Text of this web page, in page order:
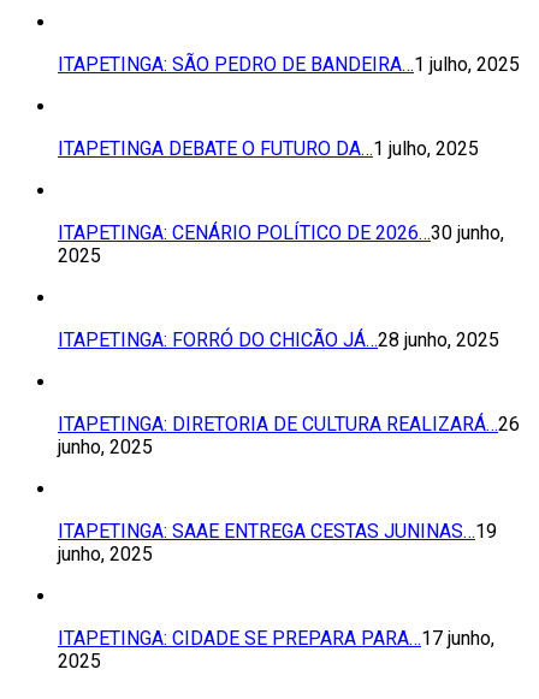
ITAPETINGA: SÃO PEDRO DE BANDEIRA…1 julho, 2025
ITAPETINGA DEBATE O FUTURO DA…1 julho, 2025
ITAPETINGA: CENÁRIO POLÍTICO DE 2026…30 junho,
2025
ITAPETINGA: FORRÓ DO CHICÃO JÁ…28 junho, 2025
ITAPETINGA: DIRETORIA DE CULTURA REALIZARÁ…26
junho, 2025
ITAPETINGA: SAAE ENTREGA CESTAS JUNINAS…19
junho, 2025
ITAPETINGA: CIDADE SE PREPARA PARA…17 junho,
2025